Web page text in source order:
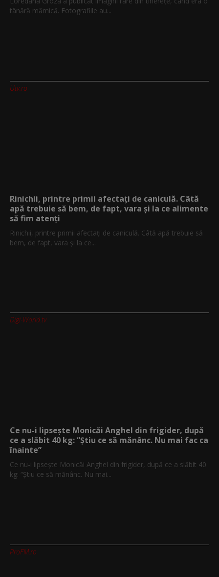
tânără mămică. Fotografiile au...
Utv.ro
Rinichii, printre primii afectați de caniculă. Câtă
apă trebuie să bem, de fapt, vara și la ce alimente
să fim atenți
Rinichii, printre primii afectați de caniculă. Câtă apă trebuie să
bem, de fapt, vara și la ce...
Digi-World.tv
Ce nu-i lipsește Monicăi Anghel din frigider, după
ce a slăbit 40 kg: “Știu ce să mănânc. Nu mai fac ca
înainte”
Ce nu-i lipsește Monicăi Anghel din frigider, după ce a slăbit 40
kg: “Știu ce să mănânc. Nu mai...
ProFM.ro